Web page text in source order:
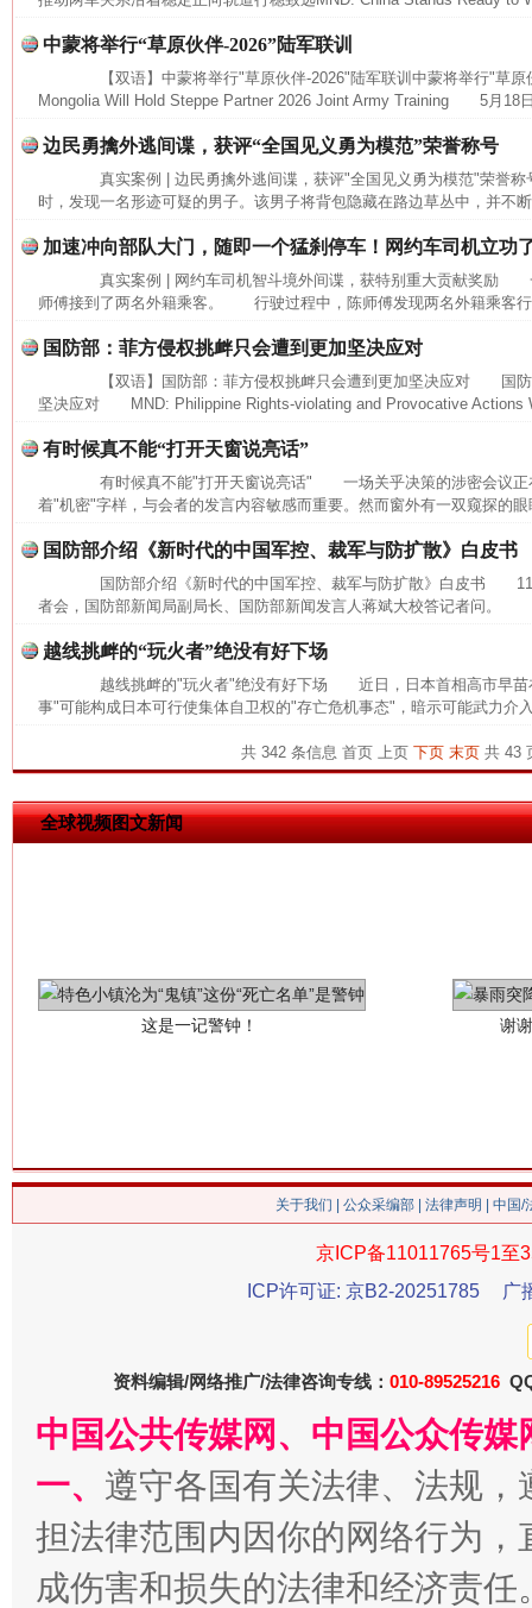
中蒙将举行“草原伙伴-2026”陆军联训
【双语】中蒙将举行"草原伙伴-2026"陆军联训中蒙将举行"草原
Mongolia Will Hold Steppe Partner 2026 Joint Army Training 5月18
边民勇擒外逃间谍，获评“全国见义勇为模范”荣誉称号
真实案例 | 边民勇擒外逃间谍，获评"全国见义勇为模范"荣誉
时，发现一名形迹可疑的男子。该男子将背包隐藏在路边草丛中，并不
加速冲向部队大门，随即一个猛刹停车！网约车司机立功
真实案例 | 网约车司机智斗境外间谍，获特别重大贡献奖励
师傅接到了两名外籍乘客。 行驶过程中，陈师傅发现两名外籍乘客
国防部：菲方侵权挑衅只会遭到更加坚决应对
【双语】国防部：菲方侵权挑衅只会遭到更加坚决应对 国防
坚决应对 MND: Philippine Rights-violating and Provocative Actions
有时候真不能“打开天窗说亮话”
有时候真不能"打开天窗说亮话" 一场关乎决策的涉密会议正
着"机密"字样，与会者的发言内容敏感而重要。然而窗外有一双窥探的
国防部介绍《新时代的中国军控、裁军与防扩散》白皮书
国防部介绍《新时代的中国军控、裁军与防扩散》白皮书 11
者会，国防部新闻局副局长、国防部新闻发言人蒋斌大校答记者问。
越线挑衅的“玩火者”绝没有好下场
越线挑衅的"玩火者"绝没有好下场 近日，日本首相高市早苗
事"可能构成日本可行使集体自卫权的"存亡危机事态"，暗示可能武力介
共 342 条信息 首页 上页 下页 末页共 43
全球视频图文新闻
今
习近平的博鳌关键词
魏明亮
关于我们 公众采编部 法律声明 | 中国
京ICP备11011765号1至
ICP许可证: 京B2-20251785
广
资料编辑/网络推广/法律咨询专线： 010-89525216
中国公共传媒网、中国公众传
一、 遵守各国有关法律、法规
担法律范围内因你的网络行为
成伤害和损失的法律和经济责